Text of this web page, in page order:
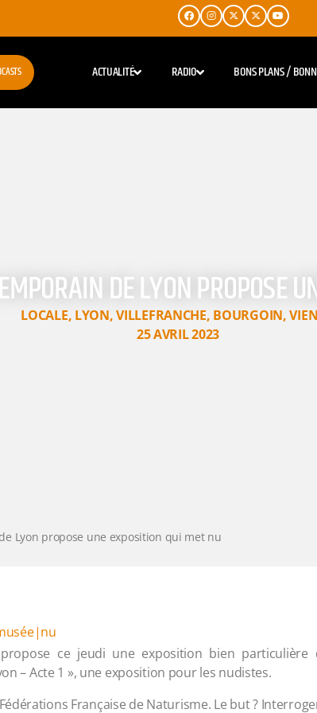
ACTUALITÉ RADIO BONS PLANS /
DE LYON PROPOSE
LOCALE, LYON,VILLEFRANCHE, BOURGOIN,
25 AVRIL 2023
Lyon propose une exposition qui met nu
ce jeudi une exposition bien particulière
– Acte 1 », une exposition pour les nudistes.
Française de Naturisme. Le but ?